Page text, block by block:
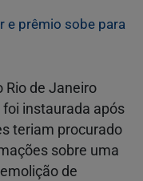
e prêmio sobe para
Rio de Janeiro
instaurada após
teriam procurado
sobre uma
de